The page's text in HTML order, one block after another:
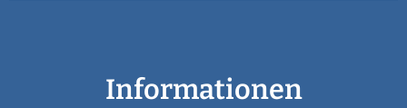
Informationen